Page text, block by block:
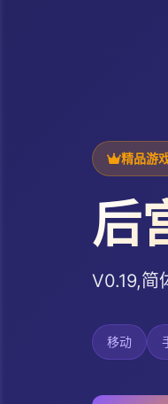
精品游
后
V0.19,简
移动